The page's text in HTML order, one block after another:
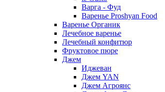
Варга - Фуд
Варенье Proshyan Food
Варенье Органик
Лечебное варенье
Лечебный конфитюр
Фруктовое пюре
Джем
Иджеван
Джем YAN
Джем Агроянс